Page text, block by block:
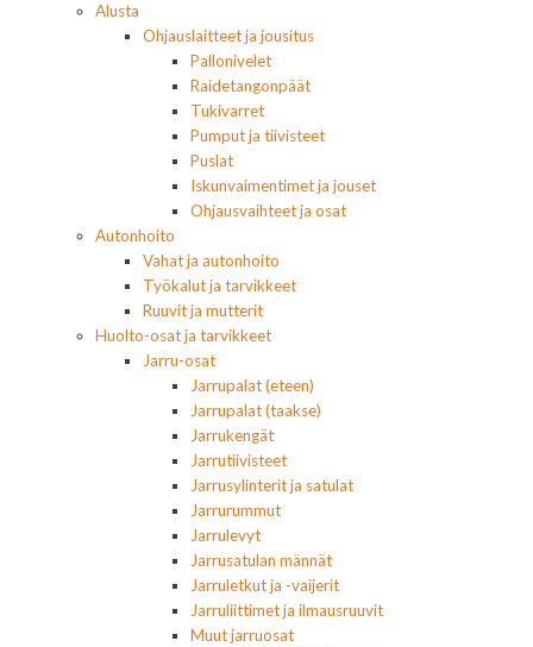
Alusta
Ohjauslaitteet ja jousitus
Pallonivelet
Raidetangonpäät
Tukivarret
Pumput ja tiivisteet
Puslat
Iskunvaimentimet ja jouset
Ohjausvaihteet ja osat
Autonhoito
Vahat ja autonhoito
Työkalut ja tarvikkeet
Ruuvit ja mutterit
Huolto-osat ja tarvikkeet
Jarru-osat
Jarrupalat (eteen)
Jarrupalat (taakse)
Jarrukengät
Jarrutiivisteet
Jarrusylinterit ja satulat
Jarrurummut
Jarrulevyt
Jarrusatulan männät
Jarruletkut ja -vaijerit
Jarruliittimet ja ilmausruuvit
Muut jarruosat